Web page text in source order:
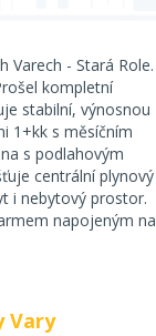
Varech - Stará Role.
kompletní
stabilní, výnosnou
1+kk s měsíčním
s podlahovým
centrální plynový
i nebytový prostor.
napojeným na
Vary